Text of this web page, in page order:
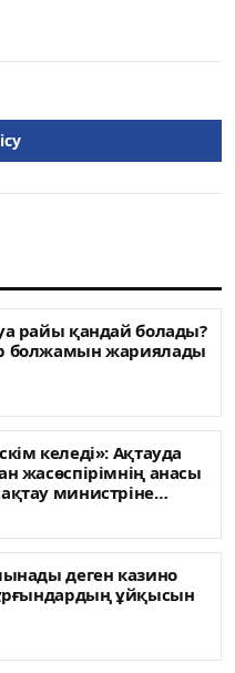
райы қандай болады?
болжамын жариялады
келеді»: Ақтауда
жасөспірімнің анасы
министріне
деген казино
ұйқысын